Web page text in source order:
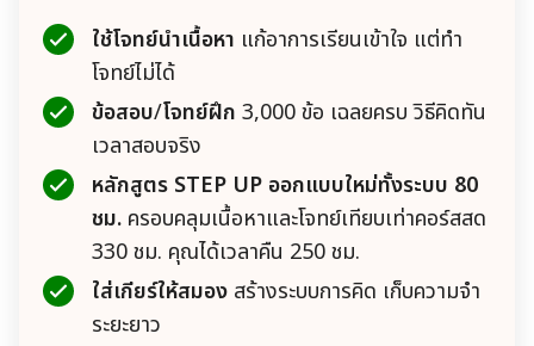
ใช้โจทย์นำเนื้อหา แก้อาการเรียนเข้าใจ แต่ทำ
โจทย์ไม่ได้
ข้อสอบ/โจทย์ฝึก 3,000 ข้อ เฉลยครบ วิธีคิดทัน
เวลาสอบจริง
หลักสูตร STEP UP ออกแบบใหม่ทั้งระบบ 80
ชม. ครอบคลุมเนื้อหาและโจทย์เทียบเท่าคอร์สสด
330 ชม. คุณได้เวลาคืน 250 ชม.
ใส่เกียร์ให้สมอง สร้างระบบการคิด เก็บความจำ
ระยะยาว